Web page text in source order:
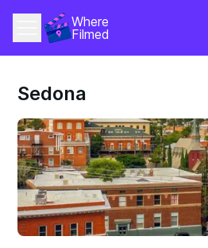
Where
Filmed
Sedona